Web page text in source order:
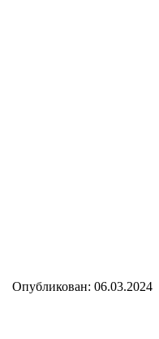
Опубликован: 06.03.2024